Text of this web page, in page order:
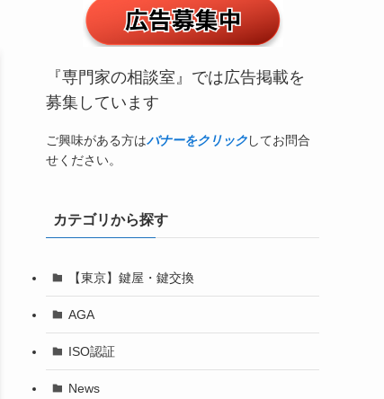
『専門家の相談室』では広告掲載を
募集しています
ご興味がある方はバナーをクリックしてお問合
せください。
カテゴリから探す
【東京】鍵屋・鍵交換
AGA
ISO認証
News